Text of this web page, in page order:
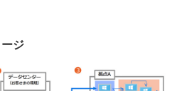
ジ